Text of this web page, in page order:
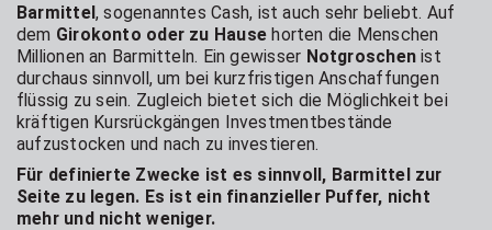
Barmittel, sogenanntes Cash, ist auch sehr beliebt. Auf
dem Girokonto oder zu Hause horten die Menschen
Millionen an Barmitteln. Ein gewisser Notgroschenist
durchaus sinnvoll, um bei kurzfristigen Anschaffungen
flüssig zu sein. Zugleich bietet sich die Möglichkeit bei
kräftigen Kursrückgängen Investmentbestände
aufzustocken und nach zu investieren.
Für definierte Zwecke ist es sinnvoll, Barmittel zur
Seite zu legen. Es ist ein finanzieller Puffer, nicht
mehr und nicht weniger.